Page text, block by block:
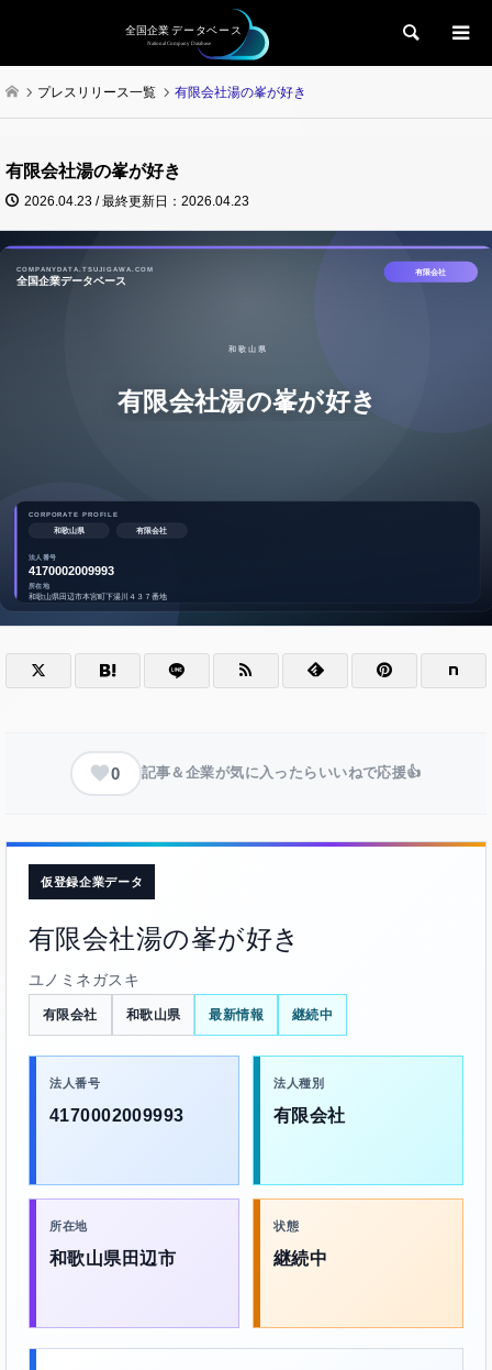
検索
プレスリリース一覧 有限会社湯の峯が好き
有限会社湯の峯が好き
2026.04.23 / 最終更新日：2026.04.23
0 記事＆企業が気に入ったらいいねで応援👍
仮登録企業データ
有限会社湯の峯が好き
ユノミネガスキ
有限会社 和歌山県 最新情報 継続中
法人番号
4170002009993
法人種別
有限会社
所在地
和歌山県田辺市
状態
継続中